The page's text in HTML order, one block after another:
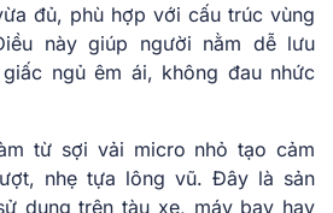
đủ, phù hợp với cấu trúc vùng
này giúp người nằm dễ lưu
ngủ êm ái, không đau nhức
từ sợi vải micro nhỏ tạo cảm
nhẹ tựa lông vũ. Đây là sản
dụng trên tàu xe, máy bay hay